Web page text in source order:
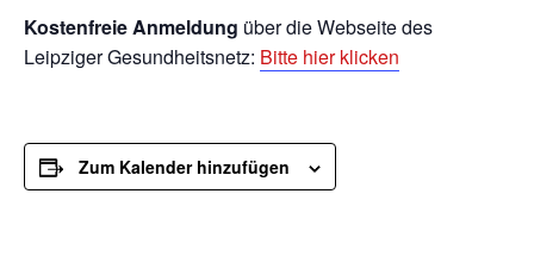
Kostenfreie Anmeldung über die Webseite des
Leipziger Gesundheitsnetz: Bitte hier klicken
Zum Kalender hinzufügen